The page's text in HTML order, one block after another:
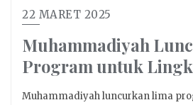
22 MARET 2025
Muhammadiyah
Program untuk
Muhammadiyah luncurkan lima